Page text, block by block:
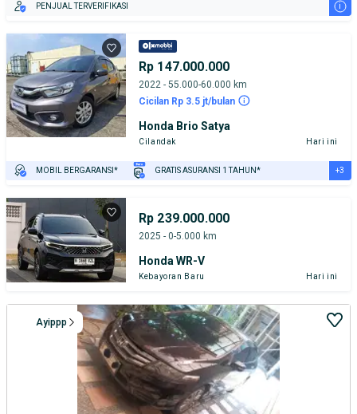
PENJUAL TERVERIFIKASI i
Rp 147.000.000
2022 - 55.000-60.000 km
Cicilan Rp 3.5 jt/bulan
Honda Brio Satya
Cilandak Hari ini
MOBIL BERGARANSI* GRATIS ASURANSI 1 TAHUN*
PENJUAL TERVERIFIKASI
+3
Rp 239.000.000
2025 - 0-5.000 km
Honda WR-V
Kebayoran Baru Hari ini
Ayippp